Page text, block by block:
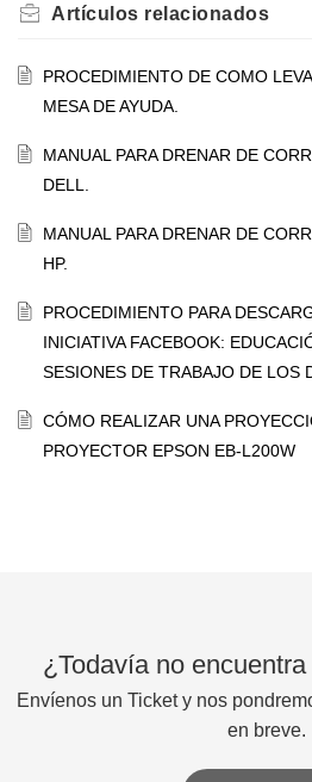
Artículos relacionados
PROCEDIMIENTO DE COMO
MESA DE AYUDA.
MANUAL PARA DRENAR DE
DELL.
MANUAL PARA DRENAR DE
HP.
PROCEDIMIENTO PARA
INICIATIVA FACEBOOK:
SESIONES DE TRABAJO DE LOS
CÓMO REALIZAR UNA
PROYECTOR EPSON EB-L200W
¿Todavía no
Envíenos un Ticket y nos
en breve.